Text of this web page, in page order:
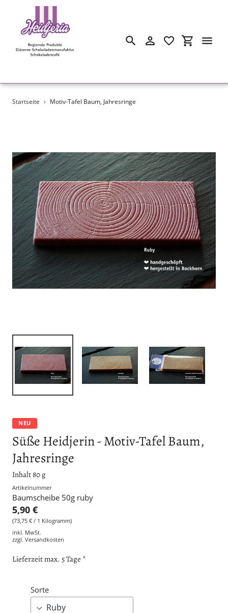
Direkt
SuchenEinloggen
Startseite › Motiv-Tafel Baum, Jahresringe
NEU
Süße Heidjerin - Motiv-Tafel Baum,
Jahresringe
Inhalt 80 g
Artikelnummer
Baumscheibe 50g ruby
5,90 €
(73,75 € / 1 Kilogramm)
inkl. MwSt.
zzgl. Versandkosten
Lieferzeit max. 5 Tage *
Sorte